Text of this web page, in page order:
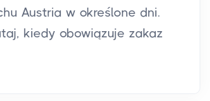
Austria w określone dni.
kiedy obowiązuje zakaz